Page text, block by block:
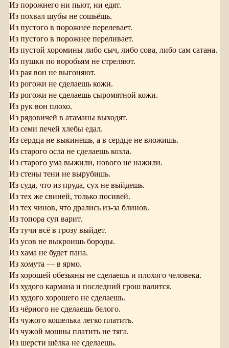
Из порожнего ни пьют, ни едят.
Из похвал шубы не сошьёшь.
Из пустого в порожнее перелевает.
Из пустого в порожнее переливает.
Из пустой хоромины либо сыч, либо сова, либо сам сатана.
Из пушки по воробьям не стреляют.
Из рая вон не выгоняют.
Из рогожи не сделаешь кожи.
Из рогожи не сделаешь сыромятной кожи.
Из рук вон плохо.
Из рядовичей в атаманы выходят.
Из семи печей хлебы едал.
Из сердца не выкинешь, а в сердце не вложишь.
Из старого осла не сделаешь козла.
Из старого ума выжили, нового не нажили.
Из стены тени не вырубишь.
Из суда, что из пруда, сух не выйдешь.
Из тех же свиней, только посивей.
Из тех чинов, что дрались из-за блинов.
Из топора суп варит.
Из тучи всё в грозу выйдет.
Из усов не выкроишь бороды.
Из хама не будет пана.
Из хомута — в ярмо.
Из хорошей обезьяны не сделаешь и плохого человека.
Из худого кармана и последний грош валится.
Из худого хорошего не сделаешь.
Из чёрного не сделаешь белого.
Из чужого кошелька легко платить.
Из чужой мошны платить не тяга.
Из шерсти шёлка не сделаешь.